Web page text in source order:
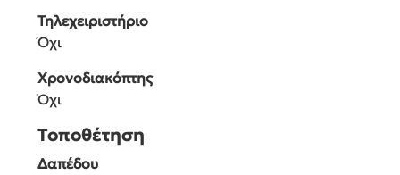
Τηλεχειριστήριο
Όχι
Χρονοδιακόπτης
Όχι
Τοποθέτηση
Δαπέδου